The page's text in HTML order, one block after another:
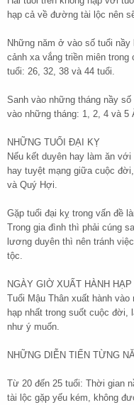
hạp cả về đường tài lộc nên
Những năm ở vào số tuổi
cảnh xa vắng triền miên
tuổi: 26, 32, 38 và 44 tuổi.
Sanh vào những tháng nầy
vào những tháng: 1, 2, 4 và 5
NHỮNG TUỔI ĐẠI KỴ
Nếu kết duyên hay làm ăn
hay tuyệt mạng giữa cuộc
và Quý Hợi.
Gặp tuổi đại kỵ trong vấn đề
Trong gia đình thì phải cúng
lương duyên thì nên tránh
tộc.
NGÀY GIỜ XUẤT HÀNH HẠP
Tuổi Mậu Thân xuất hành
hạp nhất trong suốt cuộc
như ý muốn.
NHỮNG DIỄN TIẾN TỪNG
Từ 20 đến 25 tuổi: Thời gian
tài lộc gặp yếu kém, không